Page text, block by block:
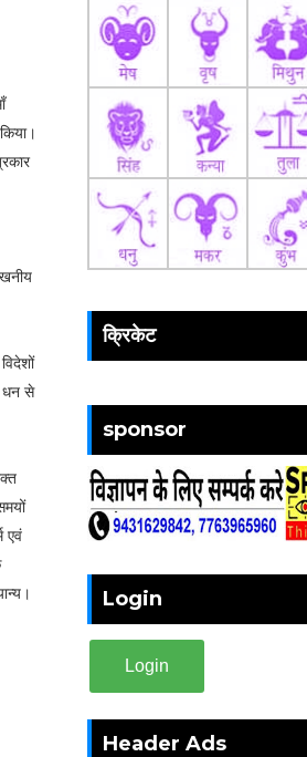
धन से
एवं
क्रिकेट
sponsor
Login
Login
Header Ads